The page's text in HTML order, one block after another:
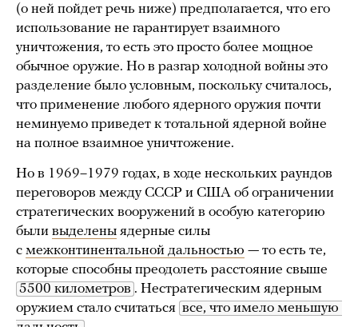
(о ней пойдет речь ниже) предполагается, что его
использование не гарантирует взаимного
уничтожения, то есть это просто более мощное
обычное оружие. Но в разгар холодной войны это
разделение было условным, поскольку считалось,
что применение любого ядерного оружия почти
неминуемо приведет к тотальной ядерной войне
на полное взаимное уничтожение.
Но в 1969–1979 годах, в ходе нескольких раундов
переговоров между СССР и США об ограничении
стратегических вооружений в особую категорию
были выделены ядерные силы
с межконтинентальной дальностью — то есть те,
которые способны преодолеть расстояние свыше
5500 километров . Нестратегическим ядерным
оружием стало считаться все, что имело меньшую